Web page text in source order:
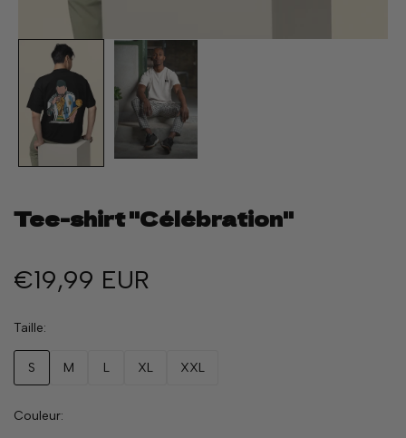
Tee-shirt "Célébration"
€19,99 EUR
Taille
S M L XL XXL
Couleur